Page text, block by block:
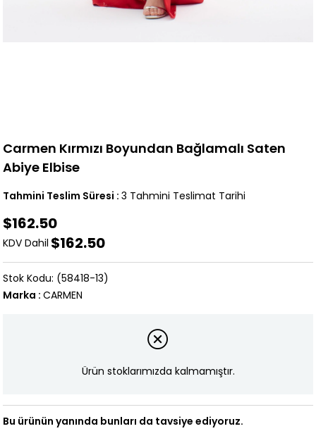
Carmen Kırmızı Boyundan Bağlamalı Saten
Abiye Elbise
Tahmini Teslim Süresi : 3 Tahmini Teslimat Tarihi
$162.50
KDV Dahil $162.50
(58418-13)
Marka : CARMEN
Ürün stoklarımızda kalmamıştır.
Bu ürünün yanında bunları da tavsiye ediyoruz.